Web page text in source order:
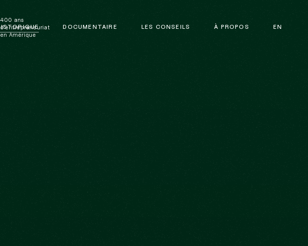
400 ans
d'entrepreneuriat
en Amérique
DOCUMENTAIRE LES CONSEILS À PROPOS EN